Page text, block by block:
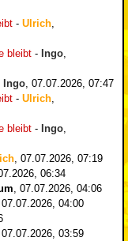
- Ulrich
bleibt - Ingo
Ingo 07.07.2026, 07:47
- Ulrich
bleibt - Ingo
07.07.2026, 07:19
06:34
07.07.2026, 04:06
07.07.2026, 04:00
07.07.2026, 03:59